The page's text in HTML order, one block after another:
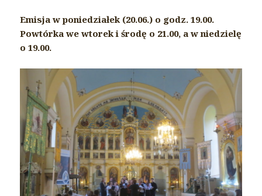
Emisja w poniedziałek (20.06.) o godz. 19.00.
Powtórka we wtorek i środę о 21.00, a w niedzielę
o 19.00.